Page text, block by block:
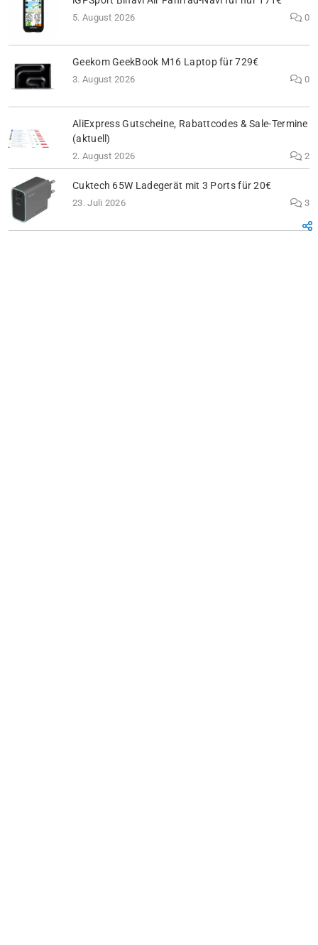
5. August 2026 0
Geekom GeekBook M16 Laptop für 729€
3. August 2026 0
AliExpress Gutscheine, Rabattcodes & Sale-Termine
(aktuell)
2. August 2026 2
Cuktech 65W Ladegerät mit 3 Ports für 20€
23. Juli 2026 3